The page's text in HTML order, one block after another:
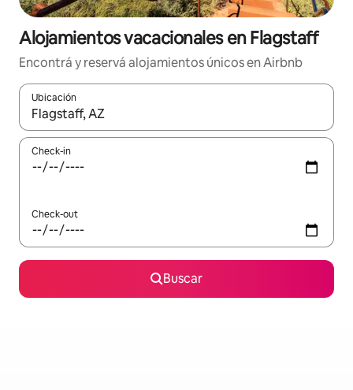
Alojamientos vacacionales en Flagstaff
Encontrá y reservá alojamientos únicos en Airbnb
Ubicación
Cuando los resultados estén disponibles, navegá con las
Check-in
Check-out
Buscar